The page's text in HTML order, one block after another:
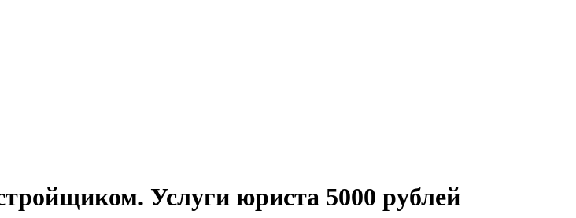
Услуги юриста 5000 рублей